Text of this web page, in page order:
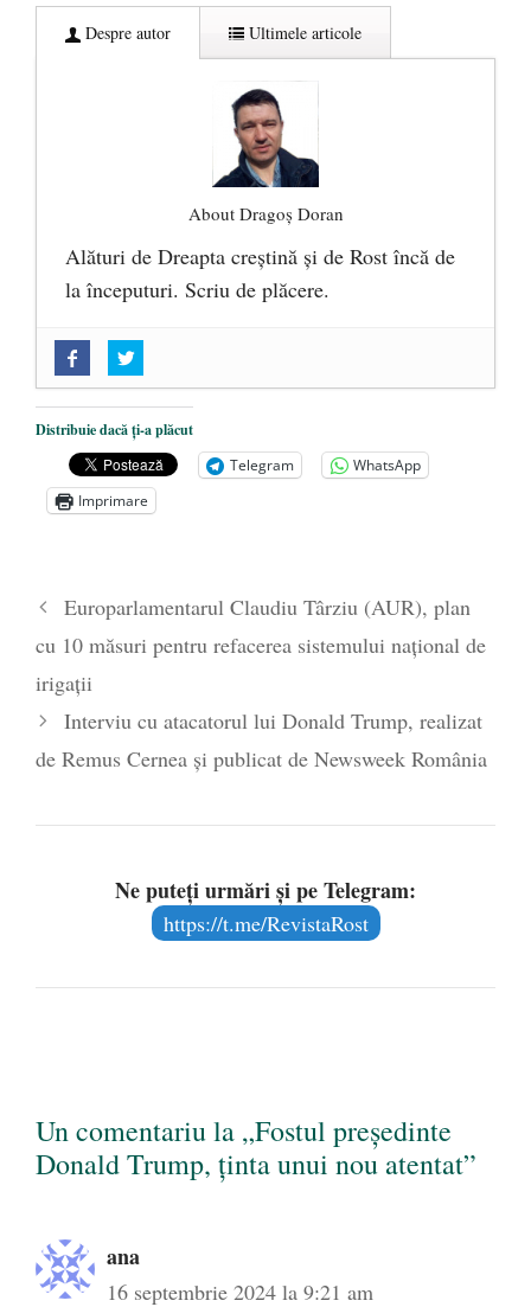
Despre autor Ultimele articole
About Dragoș Doran
Alături de Dreapta creștină și de Rost încă de
la începuturi. Scriu de plăcere.
„Acum nu e momentul”
O nouă autostradă distruge pădurea
amazoniană, pentru summitul climatic
COP30 - 14 martie 2025
Alegeri controlate
Distribuie dacă ți-a plăcut
Telegram
WhatsApp
Imprimare
Europarlamentarul Claudiu Târziu (AUR), plan
cu 10 măsuri pentru refacerea sistemului național de
irigații
Interviu cu atacatorul lui Donald Trump, realizat
de Remus Cernea și publicat de Newsweek România
Ne puteți urmări și pe Telegram:
https://t.me/RevistaRost
Un comentariu la „Fostul președinte
Donald Trump, ținta unui nou atentat”
ana
16 septembrie 2024 la 9:21 am